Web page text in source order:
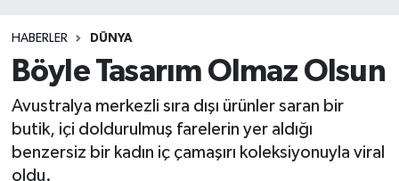
HABERLER DÜNYA
Böyle Tasarım Olmaz Olsun
Avustralya merkezli sıra dışı ürünler saran bir
butik, içi doldurulmuş farelerin yer aldığı
benzersiz bir kadın iç çamaşırı koleksiyonuyla viral
oldu.